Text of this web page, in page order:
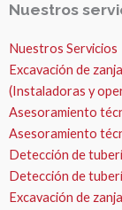
Nuestros
Nuestros Servicios
Excavación de
(Instaladoras y
Asesoramiento
Asesoramiento
Detección de
Detección de
Excavación de